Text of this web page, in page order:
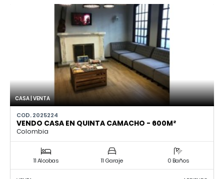
CASA | VENTA
COD. 2025224
VENDO CASA EN QUINTA CAMACHO - 600M²
Colombia
11 Alcobas 11 Garaje 0 Baños